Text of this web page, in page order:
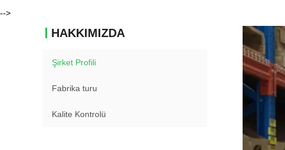
-->
HAKKIMIZDA
Şirket Profili
Fabrika turu
Kalite Kontrolü